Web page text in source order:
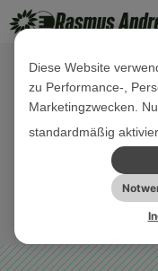
Diese Website
zu Performance-,
Marketingzwecken.
standardmäßig